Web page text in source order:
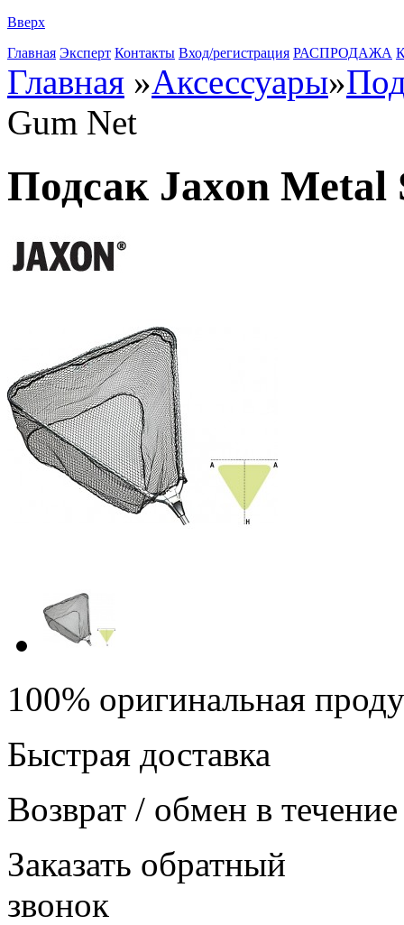
Вверх
Главная Эксперт Контакты Вход/регистрация РАСПРОДАЖА
Главная »Аксессуары»
Gum Net
Подсак Jaxon Metal
100% оригинальная
Быстрая доставка
Возврат / обмен в
Заказать обратный
звонок